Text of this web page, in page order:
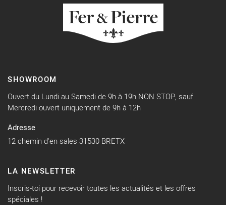
SHOWROOM
Ouvert du Lundi au Samedi de 9h à 19h NON STOP, sauf
Mercredi ouvert uniquement de 9h à 12h
Adresse
12 chemin d'en sales 31530 BRETX
LA NEWSLETTER
Inscris-toi pour recevoir toutes les actualités et les offres
spéciales !